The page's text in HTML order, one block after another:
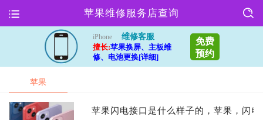
苹果维修服务店查询
iPhone
维修客服
擅长:苹果换屏、主板维
修、电池更换[详细]
免费
预约
苹果
苹果闪电接口是什么样子的，苹果，闪